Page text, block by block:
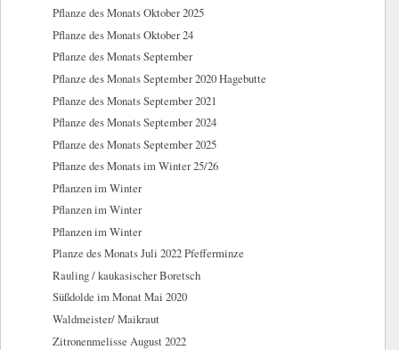
Pflanze des Monats Oktober 2025
Pflanze des Monats Oktober 24
Pflanze des Monats September
Pflanze des Monats September 2020 Hagebutte
Pflanze des Monats September 2021
Pflanze des Monats September 2024
Pflanze des Monats September 2025
Pflanze des Monats im Winter 25/26
Pflanzen im Winter
Pflanzen im Winter
Pflanzen im Winter
Planze des Monats Juli 2022 Pfefferminze
Rauling / kaukasischer Boretsch
Süßdolde im Monat Mai 2020
Waldmeister/ Maikraut
Zitronenmelisse August 2022